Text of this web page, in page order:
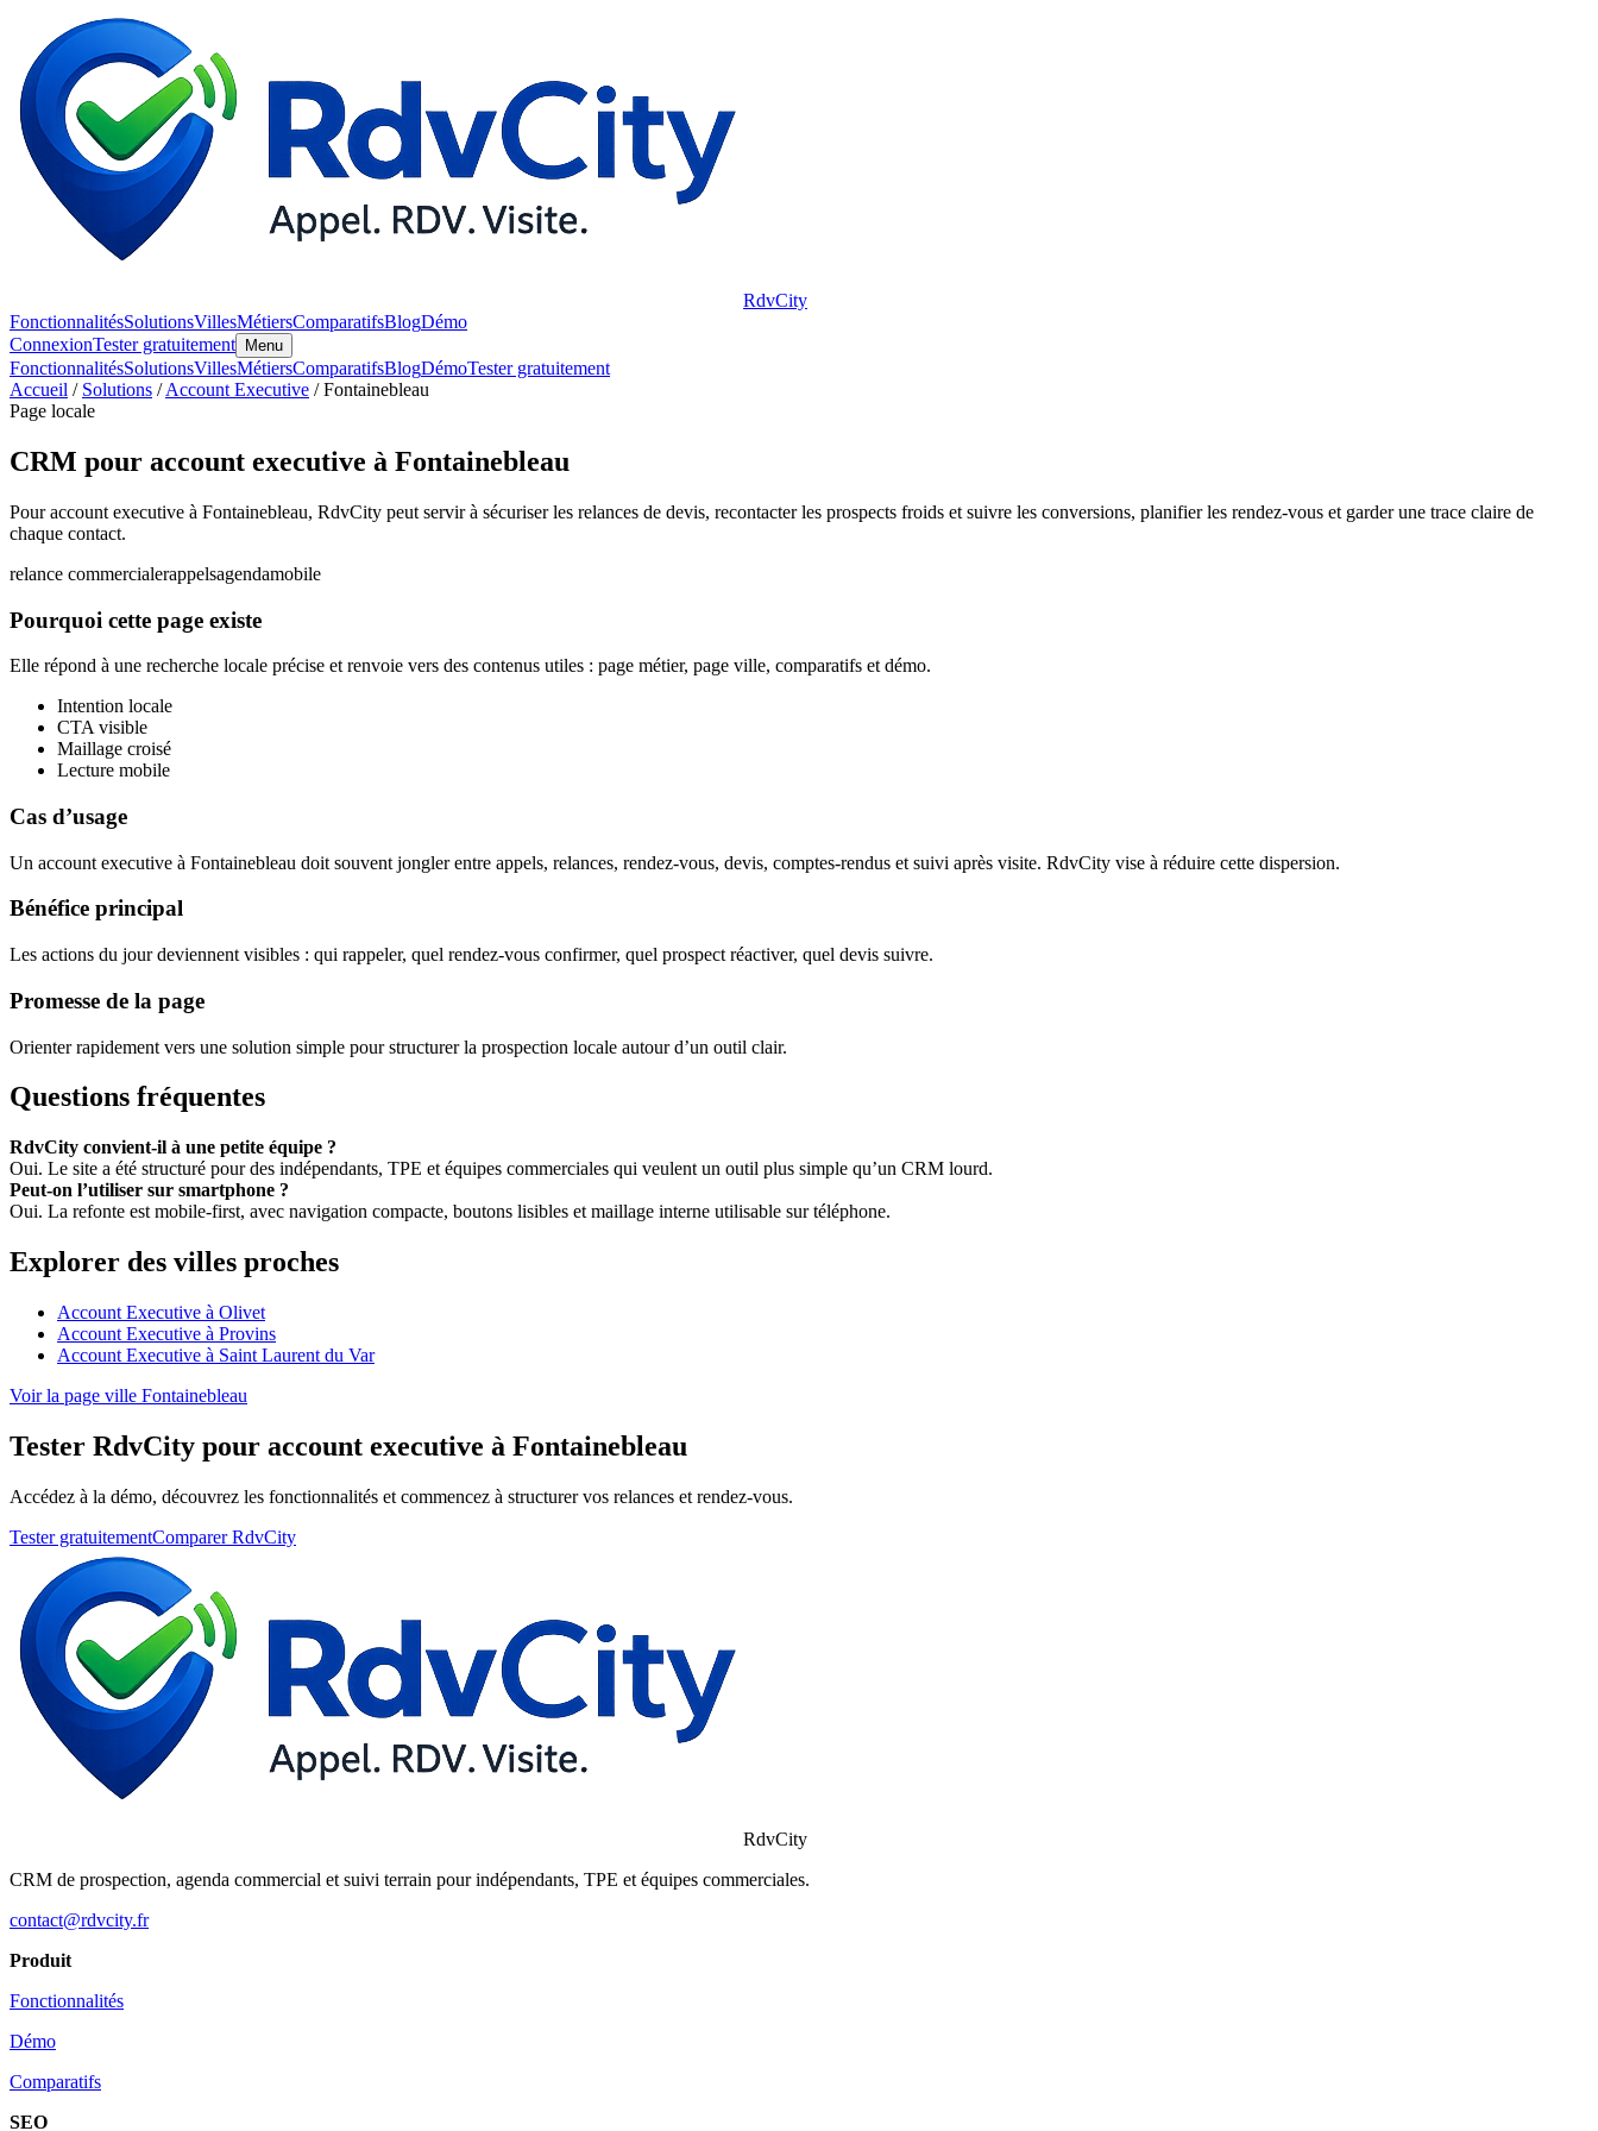
RdvCity
FonctionnalitésSolutionsVillesMétiersComparatifsBlogDémo
ConnexionTester gratuitement Menu
FonctionnalitésSolutionsVillesMétiersComparatifsBlogDémoTester gratuitement
Accueil / Solutions /Account Executive / Fontainebleau
Page locale
CRM pour account executive à Fontainebleau
Pour account executive à Fontainebleau, RdvCity peut servir à sécuriser les relances de devis, recontacter les prospects froids et suivre les conversions, planifier les rendez-vous et garder une trace claire de
chaque contact.
relance commercialerappelsagendamobile
Pourquoi cette page existe
Elle répond à une recherche locale précise et renvoie vers des contenus utiles : page métier, page ville, comparatifs et démo.
Intention locale
CTA visible
Maillage croisé
Lecture mobile
Cas d’usage
Un account executive à Fontainebleau doit souvent jongler entre appels, relances, rendez-vous, devis, comptes-rendus et suivi après visite. RdvCity vise à réduire cette dispersion.
Bénéfice principal
Les actions du jour deviennent visibles : qui rappeler, quel rendez-vous confirmer, quel prospect réactiver, quel devis suivre.
Promesse de la page
Orienter rapidement vers une solution simple pour structurer la prospection locale autour d’un outil clair.
Questions fréquentes
RdvCity convient-il à une petite équipe ?
Oui. Le site a été structuré pour des indépendants, TPE et équipes commerciales qui veulent un outil plus simple qu’un CRM lourd.
Peut-on l’utiliser sur smartphone ?
Oui. La refonte est mobile-first, avec navigation compacte, boutons lisibles et maillage interne utilisable sur téléphone.
Explorer des villes proches
Account Executive à Olivet
Account Executive à Provins
Account Executive à Saint Laurent du Var
Voir la page ville Fontainebleau
Tester RdvCity pour account executive à Fontainebleau
Accédez à la démo, découvrez les fonctionnalités et commencez à structurer vos relances et rendez-vous.
Tester gratuitementComparer RdvCity
RdvCity
CRM de prospection, agenda commercial et suivi terrain pour indépendants, TPE et équipes commerciales.
contact@rdvcity.fr
Produit
Fonctionnalités
Démo
Comparatifs
SEO